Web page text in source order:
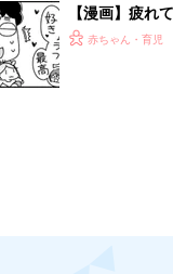
【漫画】疲れ
助け『ふうふ
赤ちゃん・育児